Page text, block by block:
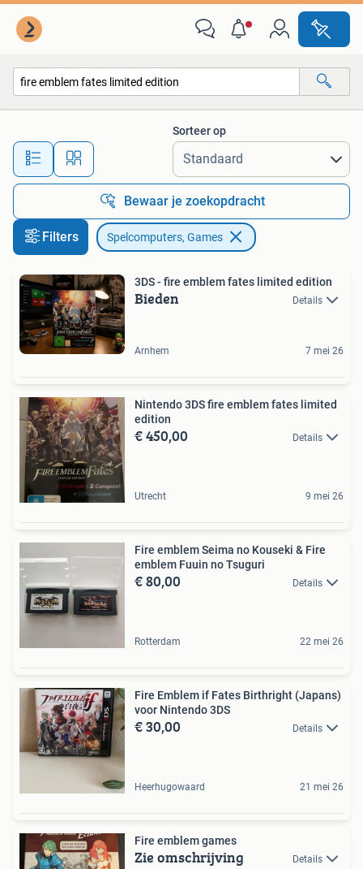
Alle afstanden…
Sorteer op
Bewaar je zoekopdracht
Filters Spelcomputers, Games
3DS - fire emblem fates limited edition
Bieden Details
Arnhem 7 mei 26
Nintendo 3DS fire emblem fates limited
edition
€ 450,00 Details
Utrecht 9 mei 26
Fire emblem Seima no Kouseki & Fire
emblem Fuuin no Tsuguri
€ 80,00 Details
Rotterdam 22 mei 26
Fire Emblem if Fates Birthright (Japans)
voor Nintendo 3DS
€ 30,00 Details
Heerhugowaard 21 mei 26
Fire emblem games
Zie omschrijving Details